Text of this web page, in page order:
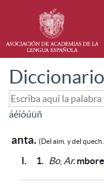
áéíóúüñ
anta. (Del aim. y del quech.
I. 1. Bo, Ar.